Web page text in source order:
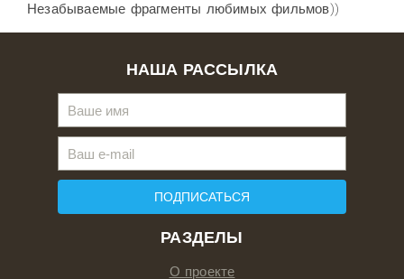
Незабываемые фрагменты любимых фильмов))
РАЗДЕЛЫ
О проекте
НАША РАССЫЛКА
ПОДПИСАТЬСЯ